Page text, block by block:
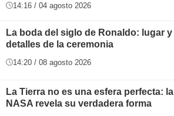
14:16 / 04 agosto 2026
La boda del siglo de Ronaldo: lugar y
detalles de la ceremonia
14:20 / 08 agosto 2026
La Tierra no es una esfera perfecta: la
NASA revela su verdadera forma